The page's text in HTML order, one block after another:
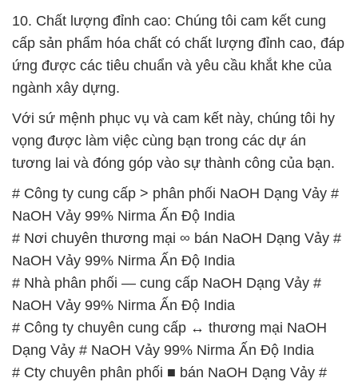
10. Chất lượng đỉnh cao: Chúng tôi cam kết cung
cấp sản phẩm hóa chất có chất lượng đỉnh cao, đáp
ứng được các tiêu chuẩn và yêu cầu khắt khe của
ngành xây dựng.
Với sứ mệnh phục vụ và cam kết này, chúng tôi hy
vọng được làm việc cùng bạn trong các dự án
tương lai và đóng góp vào sự thành công của bạn.
# Công ty cung cấp > phân phối NaOH Dạng Vảy #
NaOH Vảy 99% Nirma Ấn Độ India
# Nơi chuyên thương mại ∞ bán NaOH Dạng Vảy #
NaOH Vảy 99% Nirma Ấn Độ India
# Nhà phân phối — cung cấp NaOH Dạng Vảy #
NaOH Vảy 99% Nirma Ấn Độ India
# Công ty chuyên cung cấp ↔ thương mại NaOH
Dạng Vảy # NaOH Vảy 99% Nirma Ấn Độ India
# Cty chuyên phân phối ■ bán NaOH Dạng Vảy #